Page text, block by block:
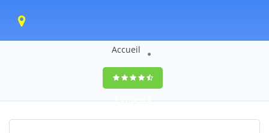
Accueil
9,5(100%)0
votes